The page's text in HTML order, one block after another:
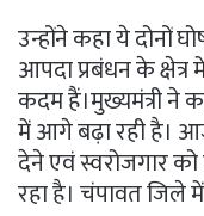
उन्होंने कहा ये दोनों
आपदा प्रबंधन के
कदम हैं।मुख्यमंत्री ने
में आगे बढ़ा रही है। आज
देने एवं स्वरोजगार को
रहा है। चंपावत जिले